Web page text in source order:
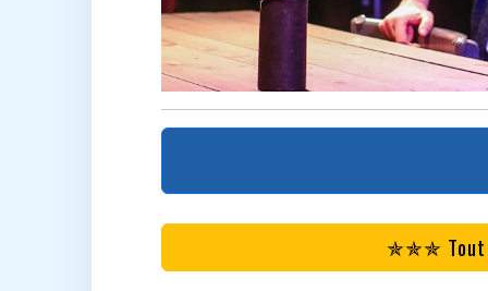
✯✯✯ Tout